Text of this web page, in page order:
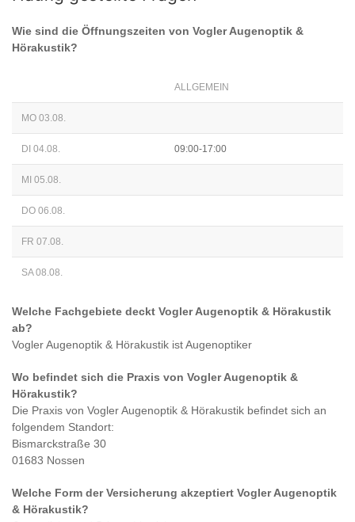
Wie sind die Öffnungszeiten von Vogler Augenoptik &
Hörakustik?
ALLGEMEIN
MO 03.08.
DI 04.08. 09:00-17:00
MI 05.08.
DO 06.08.
FR 07.08.
SA 08.08.
Welche Fachgebiete deckt Vogler Augenoptik & Hörakustik
ab?
Vogler Augenoptik & Hörakustik istAugenoptiker
Wo befindet sich die Praxis von Vogler Augenoptik &
Hörakustik?
Die Praxis von Vogler Augenoptik & Hörakustik befindet sich an
folgendem Standort:
Bismarckstraße 30
01683 Nossen
Welche Form der Versicherung akzeptiert Vogler Augenoptik
& Hörakustik?